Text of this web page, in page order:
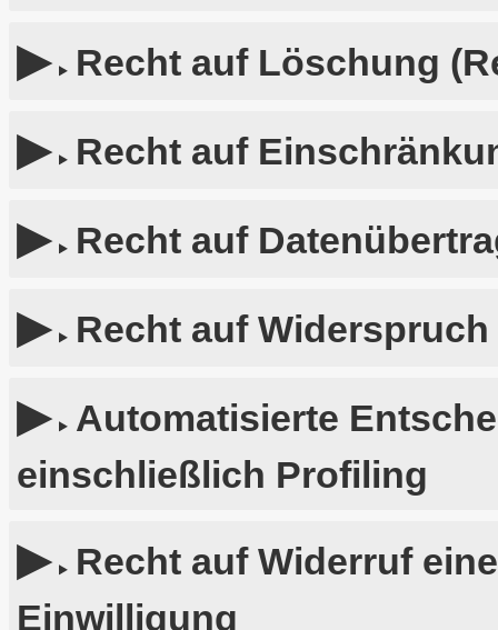
Recht auf Löschung
Recht auf
Recht auf
Recht auf Widerspruch
Automatisierte
einschließlich Profiling
Recht auf Widerruf
Einwilligung